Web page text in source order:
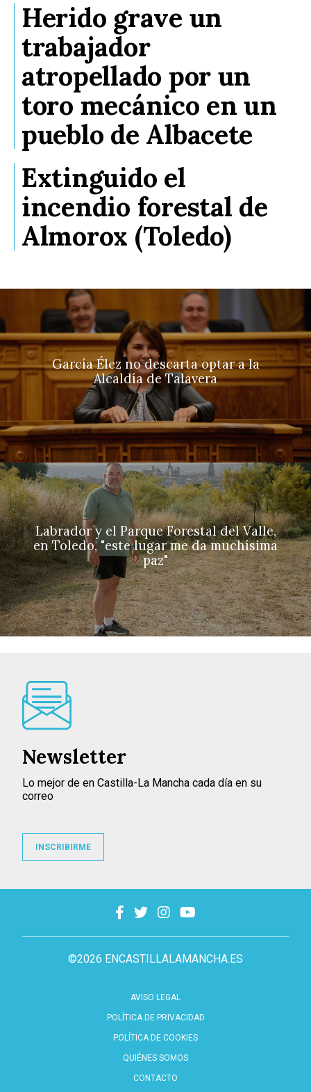
Herido grave un
trabajador
atropellado por un
toro mecánico en un
pueblo de Albacete
Extinguido el
incendio forestal de
Almorox (Toledo)
García Élez no descarta optar a la
Alcaldía de Talavera
Labrador y el Parque Forestal del Valle,
en Toledo, "este lugar me da muchísima
paz"
©2026 ENCASTILLALAMANCHA.ES
AVISO LEGAL
POLÍTICA DE PRIVACIDAD
POLÍTICA DE COOKIES
QUIÉNES SOMOS
CONTACTO
Newsletter
Lo mejor de en Castilla-La Mancha cada día en su
correo
INSCRIBIRME